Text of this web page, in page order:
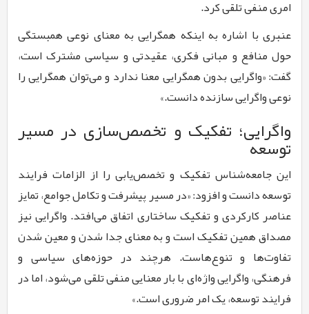
امری منفی تلقی کرد.
عنبری با اشاره به اینکه همگرایی به معنای نوعی همبستگی
حول منافع و مبانی فکری، عقیدتی و سیاسی مشترک است،
گفت: «واگرایی بدون همگرایی معنا ندارد و می‌توان همگرایی را
نوعی واگرایی سازنده دانست.»
واگرایی؛ تفکیک و تخصص‌سازی در مسیر
توسعه
این جامعه‌شناس تفکیک و تخصص‌یابی را از الزامات فرایند
توسعه دانست و افزود: «در مسیر پیشرفت و تکامل جوامع، تمایز
عناصر کارکردی و تفکیک ساختاری اتفاق می‌افتد. واگرایی نیز
مصداق همین تفکیک است و به معنای جدا شدن و معین شدن
تفاوت‌ها و تنوع‌هاست. هرچند در حوزه‌های سیاسی و
فرهنگی، واگرایی واژه‌ای با بار معنایی منفی تلقی می‌شود، اما در
فرایند توسعه، یک امر ضروری است.»